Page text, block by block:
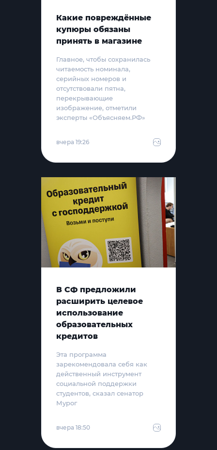
Какие повреждённые
купюры обязаны
принять в магазине
Главное, чтобы сохранилась
читаемость номинала,
серийных номеров и
отсутствовали пятна,
перекрывающие
изображение, отметили
эксперты «Объясняем.РФ»
вчера 19:26
В СФ предложили
расширить целевое
использование
образовательных
кредитов
Эта программа
зарекомендовала себя как
действенный инструмент
социальной поддержки
студентов, сказал сенатор
Мурог
вчера 18:50